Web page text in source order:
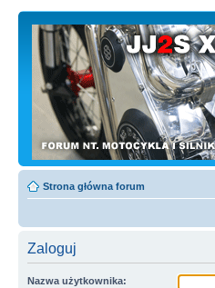
Strona główna forum
Zaloguj
Nazwa użytkownika: